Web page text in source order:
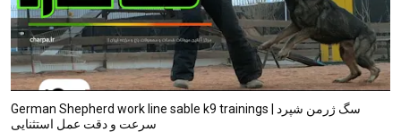
German Shepherd work line sable k9 trainings | سگ ژرمن شپرد
سرعت و دقت عمل استثنایی